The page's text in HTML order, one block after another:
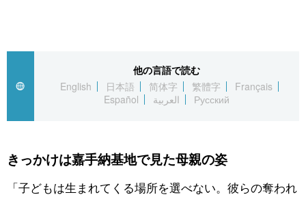
他の言語で読む
English
日本語 简体字 繁體字
Français
Español
العربية Русский
きっかけは嘉手納基地で見た母親の姿
「子どもは生まれてくる場所を選べない。彼らの奪われ